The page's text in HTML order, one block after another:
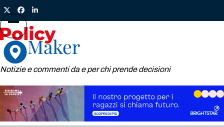
Skip
to
content
TwitterFacebook
LinkedIn
Notizie e commenti da e per chi prende decisioni
Open
mobile
menu
Close
mobile
menu